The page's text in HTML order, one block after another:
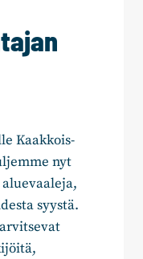
Kaakkois-
nyt
syystä.